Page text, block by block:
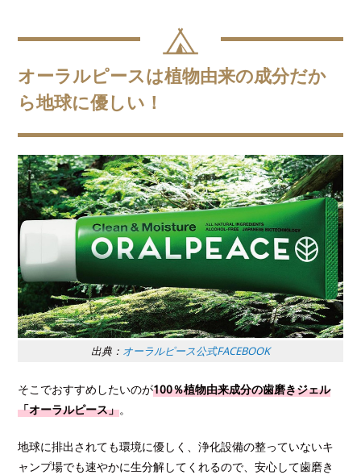
オーラルピースは植物由来の成分だか
ら地球に優しい！
出典： オーラルピース公式FACEBOOK
そこでおすすめしたいのが100％植物由来成分の歯磨きジェル
「オーラルピース」。
地球に排出されても環境に優しく、浄化設備の整っていないキ
ャンプ場でも速やかに生分解してくれるので、安心して歯磨き